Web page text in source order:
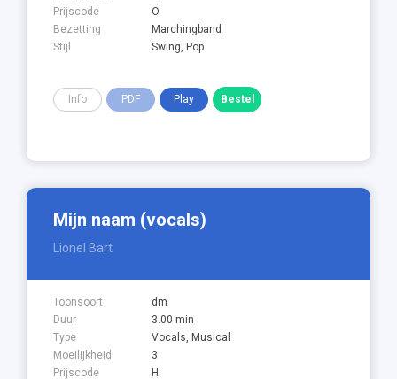
Prijscode
O
Bezetting
Marchingband
Stijl
Swing, Pop
Info PDF Play
Mijn naam (vocals)
Lionel Bart
Toonsoort
dm
Duur
3.00 min
Type
Vocals, Musical
Moeilijkheid
3
Prijscode
H